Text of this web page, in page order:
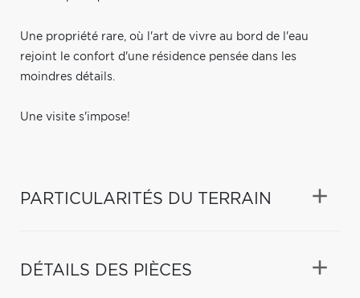
Une propriété rare, où l'art de vivre au bord de l'eau
rejoint le confort d'une résidence pensée dans les
moindres détails.
Une visite s'impose!
PARTICULARITÉS DU TERRAIN
DÉTAILS DES PIÈCES